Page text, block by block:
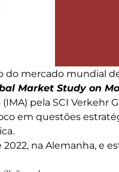
do mercado mundial
Market Study on
pela SCI Verkehr
em questões
na Alemanha, e